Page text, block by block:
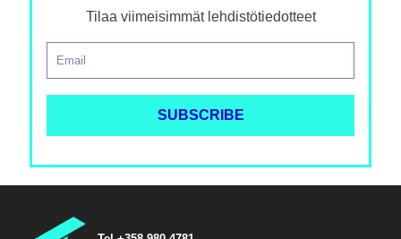
Tilaa viimeisimmät lehdistötiedotteet